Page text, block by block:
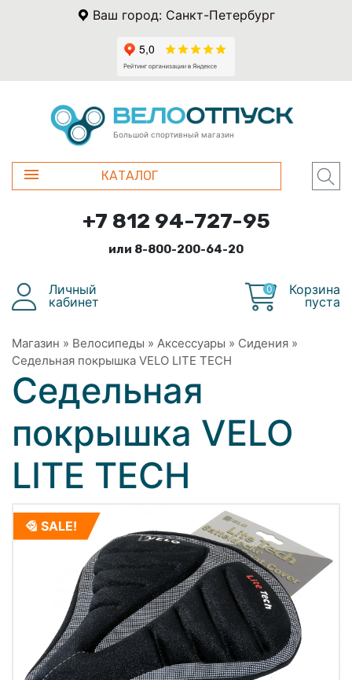
Ваш город: Санкт-Петербург
Большой спортивный магазин
КАТАЛОГ
+7 812 94-727-95
или 8-800-200-64-20
Личный
кабинет
0
Корзина
пуста
Магазин » Велосипеды » Аксессуары » Сидения »
Седельная покрышка VELO LITE TECH
Седельная
покрышка VELO
LITE TECH
SALE!